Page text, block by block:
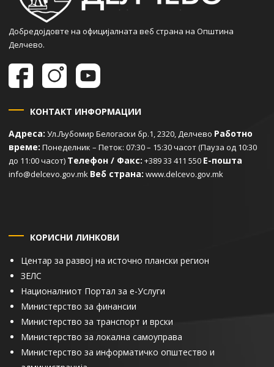
Добредојдовте на официјалната веб страна на Општина
Делчево.
КОНТАКТ ИНФОРМАЦИИ
Адреса: Ул.Љубомир Белогаски бр.1, 2320, Делчево Работно
време: Понеделник – Петок: 07:30 – 15:30 часот (Пауза од 10:30
до 11:00 часот) Телефон / Факс: +389 33 411 550 Е-пошта
info@delcevo.gov.mk Веб страна: www.delcevo.gov.mk
КОРИСНИ ЛИНКОВИ
Центар за развој на источно плански регион
ЗЕЛС
Националниот Портал за е-Услуги
Министерство за финансии
Министерство за транспорт и врски
Министерство за локална самоуправа
Министерство за информатичко општество и